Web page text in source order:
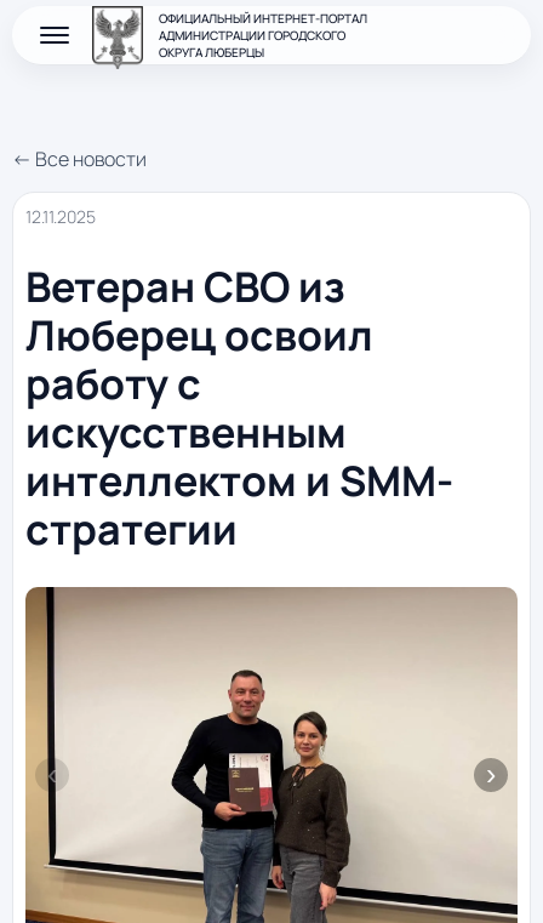
ОФИЦИАЛЬНЫЙ ИНТЕРНЕТ-ПОРТАЛ
АДМИНИСТРАЦИИ ГОРОДСКОГО
ОКРУГА ЛЮБЕРЦЫ
← Все новости
12.11.2025
Ветеран СВО из
Люберец освоил
работу с
искусственным
интеллектом и SMM-
стратегии